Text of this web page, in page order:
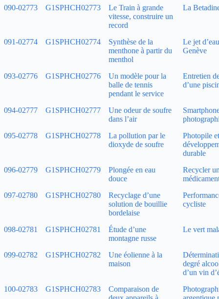
090‑02773
G1SPHCH02773
Le Train à grande
vitesse, construire un
record
La
091‑02774 G1SPHCH02774
Synthèse de la
menthone à partir du
menthol
Le jet
Genève
093‑02776 G1SPHCH02776
Un modèle pour la
balle de tennis
pendant le service
Entretien
d’une
094‑02777 G1SPHCH02777
Une odeur de soufre
dans l’air
095‑02778
G1SPHCH02778
La pollution par le
dioxyde de soufre
Photopile et
durable
096‑02779
G1SPHCH02779
Plongée en eau
douce
Recycler
097‑02780
G1SPHCH02780
Recyclage d’une
solution de bouillie
bordelaise
cycliste
098‑02781 G1SPHCH02781
Étude d’une
montagne russe
Le vert
099‑02782 G1SPHCH02782
Une éolienne à la
maison
degré
d’un vin
100‑02783
G1SPHCH02783
Comparaison de